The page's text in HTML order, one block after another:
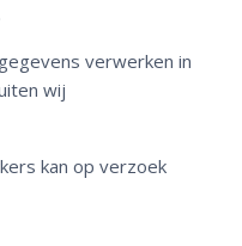
verwerken in
wij
kan op verzoek